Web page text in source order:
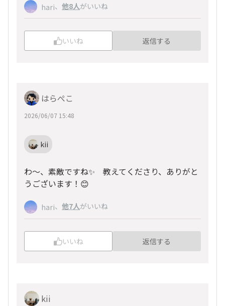
hari、 他8人がいいね
いいね 返信する
はらぺこ
2026/06/07 15:48
kii
わ〜、素敵ですね✨ 教えてくださり、ありがと
うございます！😊
hari、 他7人がいいね
いいね 返信する
kii